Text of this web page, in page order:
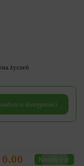
życzeń
o dostępności
0.00 Korzyść 0 zł.